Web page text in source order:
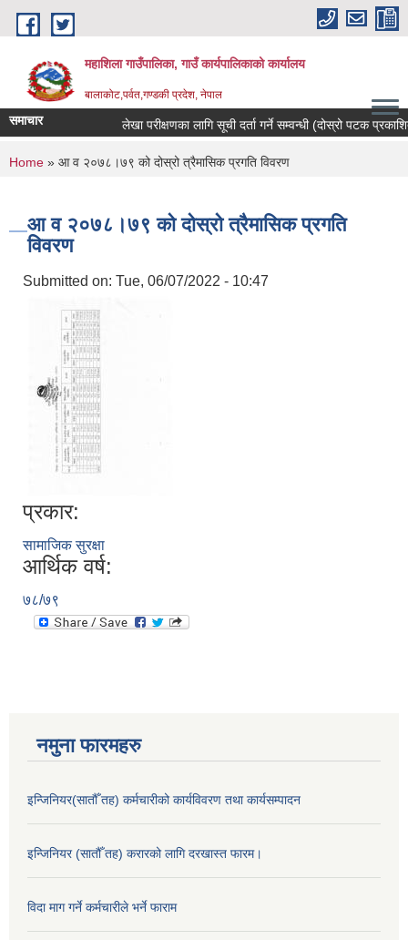
Skip to main content
महाशिला गाउँपालिका, गाउँ कार्यपालिकाको कार्यालय
बालाकोट,पर्वत,गण्डकी प्रदेश, नेपाल
समाचार लेखा परीक्षणका लागि सूची दर्ता गर्ने सम्वन्धी (दोस्रो पटक
You are here
Home » आ व २०७८।७९ को दोस्रो त्रैमासिक प्रगति विवरण
आ व २०७८।७९ को दोस्रो त्रैमासिक प्रगति
विवरण
Submitted on: Tue, 06/07/2022 - 10:47
प्रकार:
सामाजिक सुरक्षा
आर्थिक वर्ष:
७८/७९
नमुना फारमहरु
इन्जिनियर(सातौँ तह) कर्मचारीको कार्यविवरण तथा कार्यसम्पादन
इन्जिनियर (सातौँ तह) करारको लागि दरखास्त फारम।
विदा माग गर्ने कर्मचारीले भर्ने फाराम